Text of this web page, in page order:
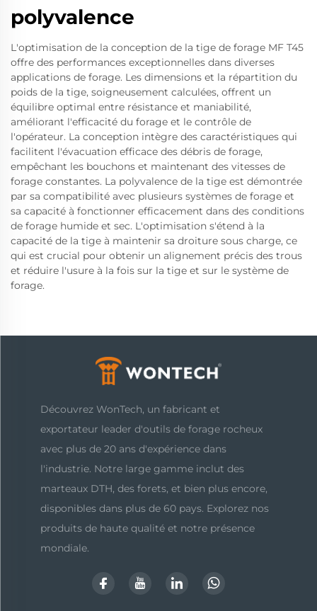
polyvalence
L'optimisation de la conception de la tige de forage MF T45
offre des performances exceptionnelles dans diverses
applications de forage. Les dimensions et la répartition du
poids de la tige, soigneusement calculées, offrent un
équilibre optimal entre résistance et maniabilité,
améliorant l'efficacité du forage et le contrôle de
l'opérateur. La conception intègre des caractéristiques qui
facilitent l'évacuation efficace des débris de forage,
empêchant les bouchons et maintenant des vitesses de
forage constantes. La polyvalence de la tige est démontrée
par sa compatibilité avec plusieurs systèmes de forage et
sa capacité à fonctionner efficacement dans des conditions
de forage humide et sec. L'optimisation s'étend à la
capacité de la tige à maintenir sa droiture sous charge, ce
qui est crucial pour obtenir un alignement précis des trous
et réduire l'usure à la fois sur la tige et sur le système de
forage.
Découvrez WonTech, un fabricant et
exportateur leader d'outils de forage rocheux
avec plus de 20 ans d'expérience dans
l'industrie. Notre large gamme inclut des
marteaux DTH, des forets, et bien plus encore,
disponibles dans plus de 60 pays. Explorez nos
produits de haute qualité et notre présence
mondiale.